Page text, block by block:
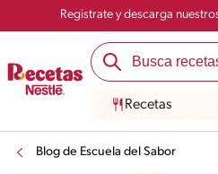
Registrate y descarga
Recetas
Blog de Escuela del Sabor